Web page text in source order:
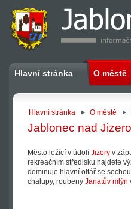
Hlavní stránka O městě
Hlavní stránka O městě
Jablonec nad
Město ležící v údolí Jizery v
rekreačním středisku najdete
dominuje hlavní oltář se
chalupy, roubený Janatův mlýn